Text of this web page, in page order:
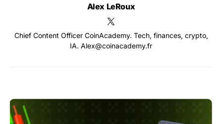
Alex LeRoux
Chief Content Officer CoinAcademy. Tech, finances, crypto,
IA. Alex@coinacademy.fr